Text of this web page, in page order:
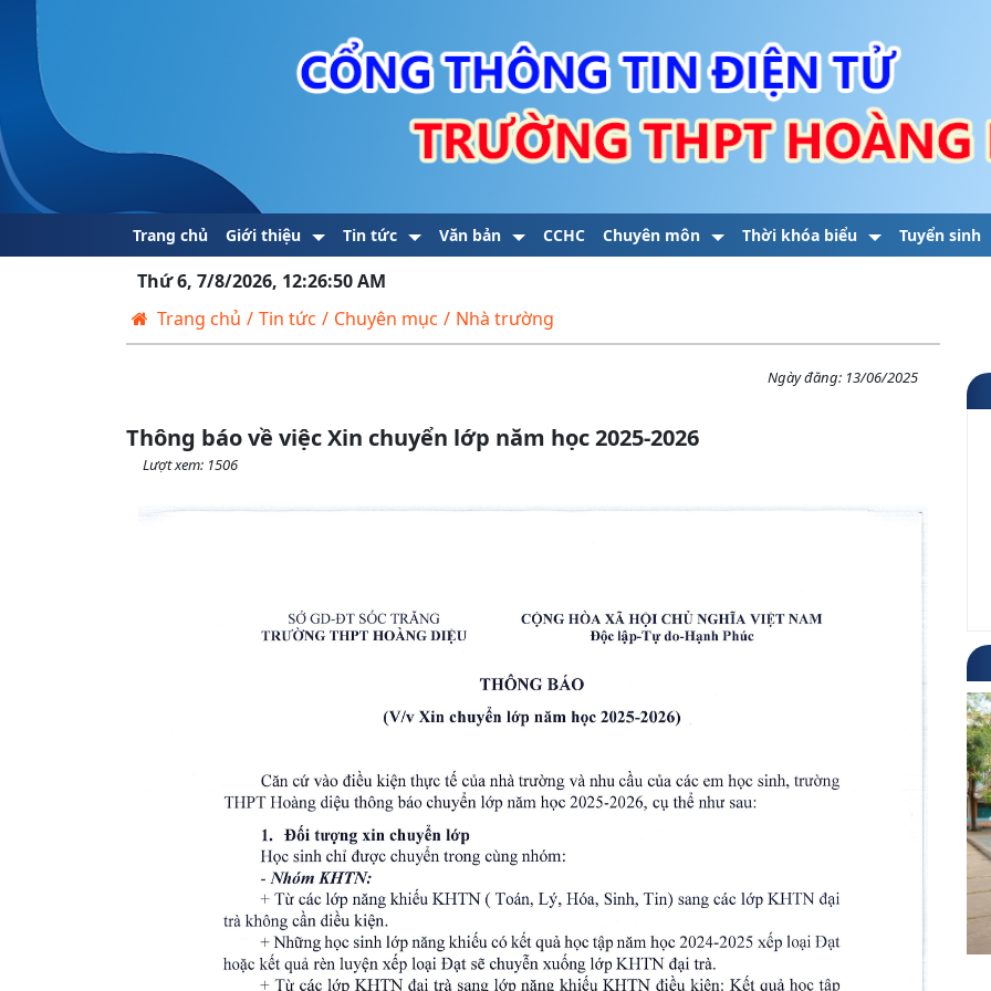
Trang chủ Giới thiệu Tin tức Văn bản CCHC Chuyên môn Thời khóa biểu Tuyển sinh
Thứ 6, 7/8/2026, 12:26:51 AM
Trang chủ / Tin tức / Chuyên mục / Nhà trường
Ngày đăng: 13/06/2025
Thông báo về việc Xin chuyển lớp năm học 2025-2026
Lượt xem: 1506